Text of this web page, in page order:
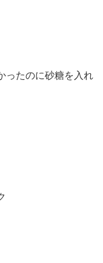
ったのに砂糖を入れ